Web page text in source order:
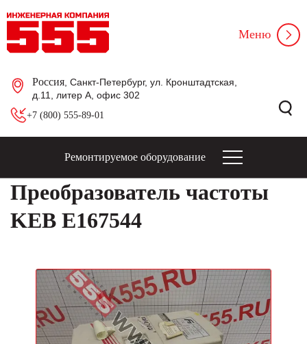
Россия , Санкт-Петербург, ул. Кронштадтская,
д.11, литер А, офис 302
+7 (800) 555-89-01
Меню
Ремонтируемое оборудование
Преобразователь частоты
KEB E167544